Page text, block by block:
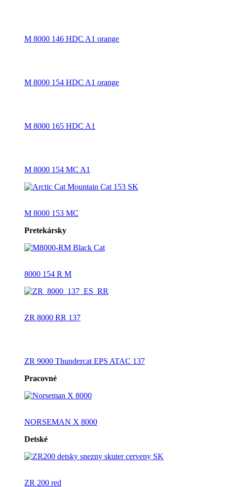
M 8000 146 HDC A1 orange
M 8000 154 HDC A1 orange
M 8000 165 HDC A1
M 8000 154 MC A1
M 8000 153 MC
Pretekársky
8000 154 R M
ZR 8000 RR 137
ZR 9000 Thundercat EPS ATAC 137
Pracovné
NORSEMAN X 8000
Detské
ZR 200 red